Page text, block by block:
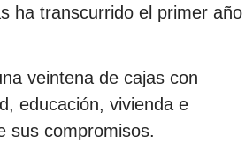
ha transcurrido el primer año
veintena de cajas con
educación, vivienda e
sus compromisos.